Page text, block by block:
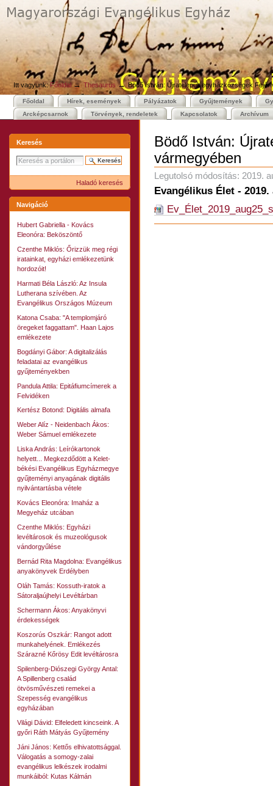
tartalomhoz
Ugrás
navigációhoz
eszközök
Itt vagyunk: Főoldal →Thesaurus → Bödő István: Újratelepült egyházközségek Fejér
Főoldal Hírek, események Pályázatok Gyűjtemények
Arcképcsarnok
Törvények, rendeletek Kapcsolatok Archívum
Keresés
Haladó keresés
Navigáció
Hubert Gabriella - Kovács
Eleonóra: Beköszöntő
Czenthe Miklós: Őrizzük meg régi
iratainkat, egyházi emlékezetünk
hordozóit!
Harmati Béla László: Az Insula
Lutherana szívében. Az
Evangélikus Országos Múzeum
Katona Csaba: "A templomjáró
öregeket faggattam". Haan Lajos
emlékezete
Bogdányi Gábor: A digitalizálás
feladatai az evangélikus
gyűjteményekben
Pandula Attila: Epitáfiumcímerek a
Felvidéken
Kertész Botond: Digitális almafa
Weber Alíz - Neidenbach Ákos:
Weber Sámuel emlékezete
Liska András: Leírókartonok
helyett... Megkezdődött a Kelet-
békési Evangélikus Egyházmegye
gyűjteményi anyagának digitális
nyilvántartásba vétele
Kovács Eleonóra: Imaház a
Megyeház utcában
Czenthe Miklós: Egyházi
levéltárosok és muzeológusok
vándorgyűlése
Bernád Rita Magdolna: Evangélikus
anyakönyvek Erdélyben
Oláh Tamás: Kossuth-iratok a
Sátoraljaújhelyi Levéltárban
Schermann Ákos: Anyakönyvi
érdekességek
Koszorús Oszkár: Rangot adott
munkahelyének. Emlékezés
Szárazné Kőrösy Edit levéltárosra
Spilenberg-Diószegi György Antal:
A Spillenberg család
ötvösművészeti remekei a
Szepesség evangélikus
egyházában
Világi Dávid: Elfeledett kincseink. A
győri Ráth Mátyás Gyűjtemény
Jáni János: Kettős elhivatottsággal.
Válogatás a somogy-zalai
evangélikus lelkészek irodalmi
munkáiból: Kutas Kálmán
Bödő István:
vármegyében
Legutolsó módosítás: 2019.
Evangélikus Élet -